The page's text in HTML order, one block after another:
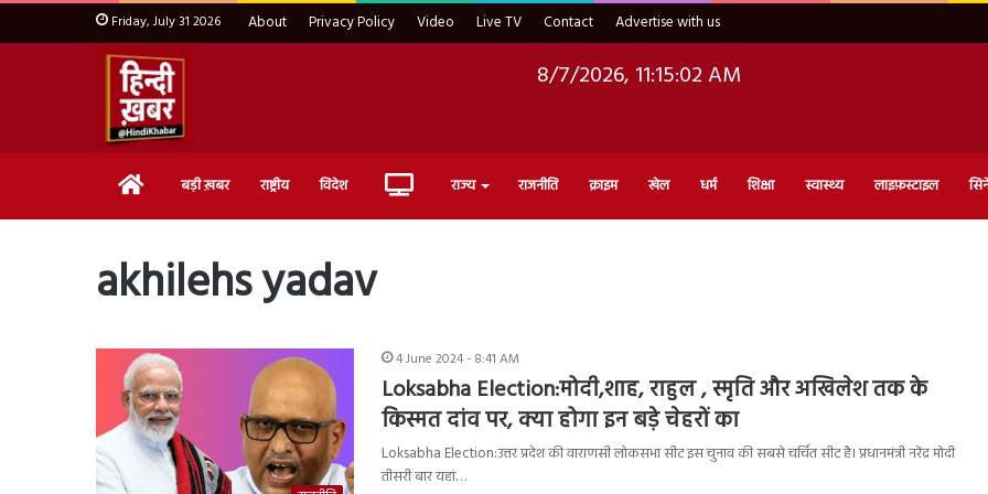
Friday, July 31 2026 About Privacy Policy Video Live TV Contact Advertise with us
8/7/2026, 11:15:03 AM
Home बड़ी ख़बर राष्ट्रीय विदेश Live राज्य राजनीति क्राइम खेल धर्म शिक्षा स्वास्थ्य लाइफ़स्टाइल
akhilehs yadav
4 June 2024 - 8:41 AM
Loksabha Election:मोदी,शाह, राहुल , स्मृति और अखिलेश तक के
किस्मत दांव पर, क्या होगा इन बड़े चेहरों का
Loksabha Election:उत्तर प्रदेश की वाराणसी लोकसभा सीट इस चुनाव की सबसे चर्चित सीट है। प्रधानमंत्री नरेंद्र मोदी
तीसरी बार यहां…